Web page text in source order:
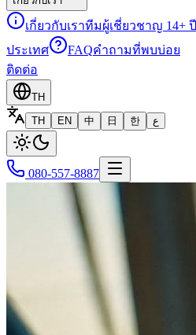
เกี่ยวกับเราทีมผู้เชี่ยวชาญ 14+ ปี
ประเทศ
FAQคำถามที่พบบ่อย
ติดต่อ
TH
TH
EN 中 日 한 ع
080-557-8887